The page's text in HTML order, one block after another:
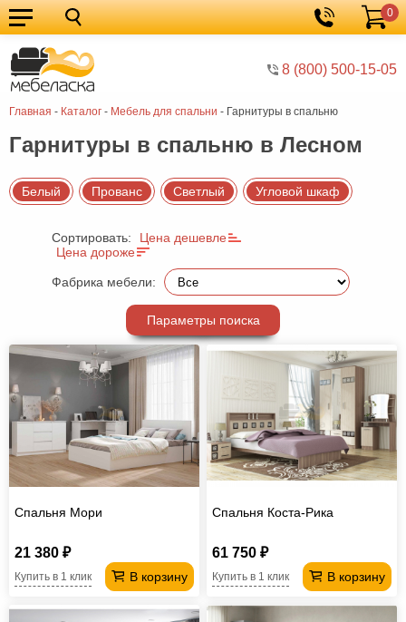
8 (800) 500-15-05
Корзина
0
Главная - Каталог - Мебель для спальни - Гарнитуры в спальню
Кухонные
гарнитуры
Мебель
для
кухни
Мебель
для
спальни
Кровати
Шкафы
Диваны
мебель
Детская
мебель
Мебель
гостиную
для
прихожей
Столы
Комоды
Офисная
мебель
Столы
под
компьютер
Мебель
для
Мебель
Кресла-
Гарнитуры в спальню в Лесном
Белый Прованс Светлый Угловой шкаф
Сортировать:
Цена дешевле
Цена дороже
Фабрика мебели:
Параметры поиска
Спальня Мори
21 380 ₽
В корзину
Купить в 1 клик
Спальня Коста-Рика
61 750 ₽
В корзину
Купить в 1 клик